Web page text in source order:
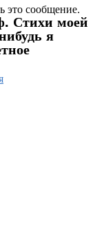
это сообщение.
Стихи моей
я